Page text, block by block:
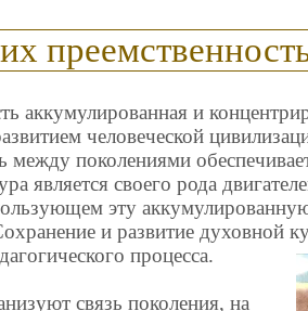
аккумулированная и
человеческой
между поколениями
является своего рода
эту
и развитие духовной
процесса.
связь поколения, на